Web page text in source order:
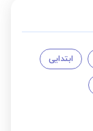
ابتدایی